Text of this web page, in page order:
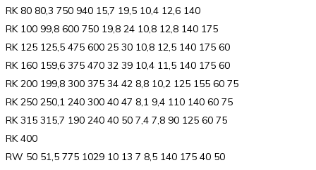
RK 80 80,3 750 940 15,7 19,5 10,4 12,6 140
RK 100 99,8 600 750 19,8 24 10,8 12,8 140 175
RK 125 125,5 475 600 25 30 10,8 12,5 140 175 60
RK 160 159,6 375 470 32 39 10,4 11,5 140 175 60
RK 200 199,8 300 375 34 42 8,8 10,2 125 155 60 75
RK 250 250,1 240 300 40 47 8,1 9,4 110 140 60 75
RK 315 315,7 190 240 40 50 7,4 7,8 90 125 60 75
RK 400
RW 50 51,5 775 1029 10 13 7 8,5 140 175 40 50